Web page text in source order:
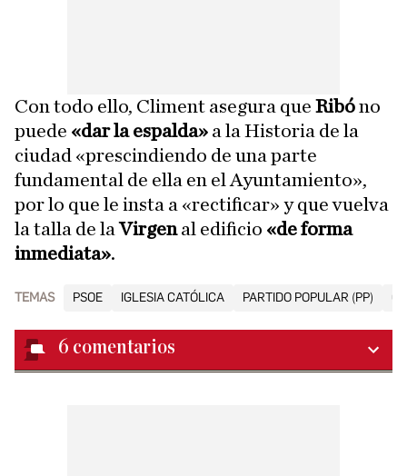
Con todo ello, Climent asegura que Ribóno
puede «dar la espalda» a la Historia de la
ciudad «prescindiendo de una parte
fundamental de ella en el Ayuntamiento»,
por lo que le insta a «rectificar» y que vuelva
la talla de laVirgenal edificio «de forma
inmediata».
TEMAS PSOE IGLESIA CATÓLICA PARTIDO POPULAR (PP)
6 comentarios